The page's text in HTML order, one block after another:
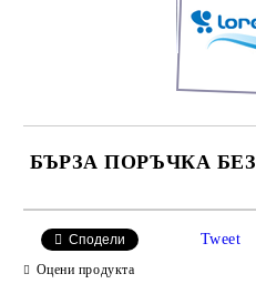
БЪРЗА ПОРЪЧКА
Сподели Tweet
Оцени продукта